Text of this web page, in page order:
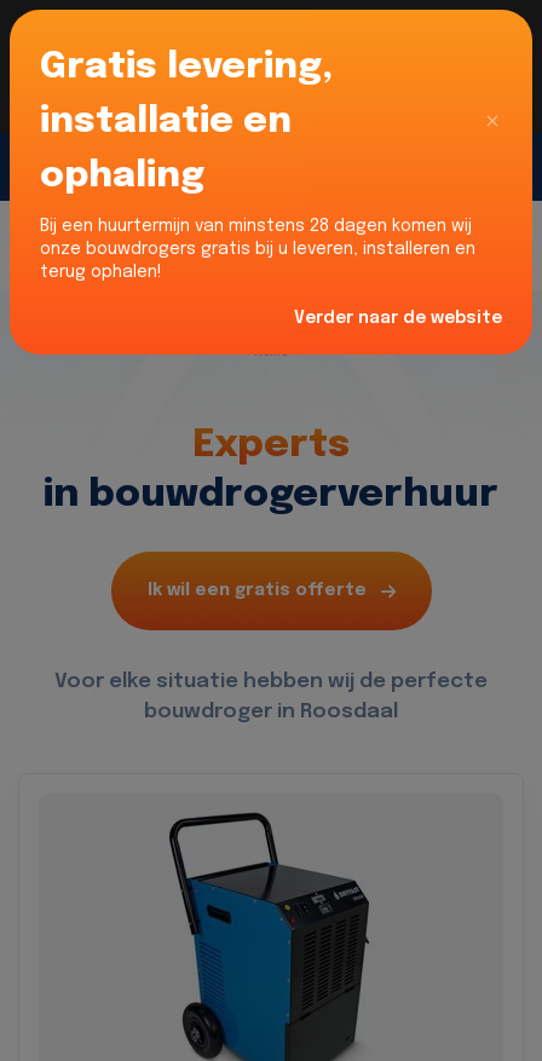
Voor onze Nederlandse klanten... Wij zijn maar
liefst 52% goedkoper dan verhuurders uit NL -
limburg en Noord-Brabant!
Home
Experts
in bouwdrogerverhuur
Ik wil een gratis offerte
Voor elke situatie hebben wij de perfecte
bouwdroger in Roosdaal
Gratis levering,
installatie en
ophaling
Bij een huurtermijn van minstens 28 dagen komen wij
onze bouwdrogers gratis bij u leveren, installeren en
terug ophalen!
Verder naar de website